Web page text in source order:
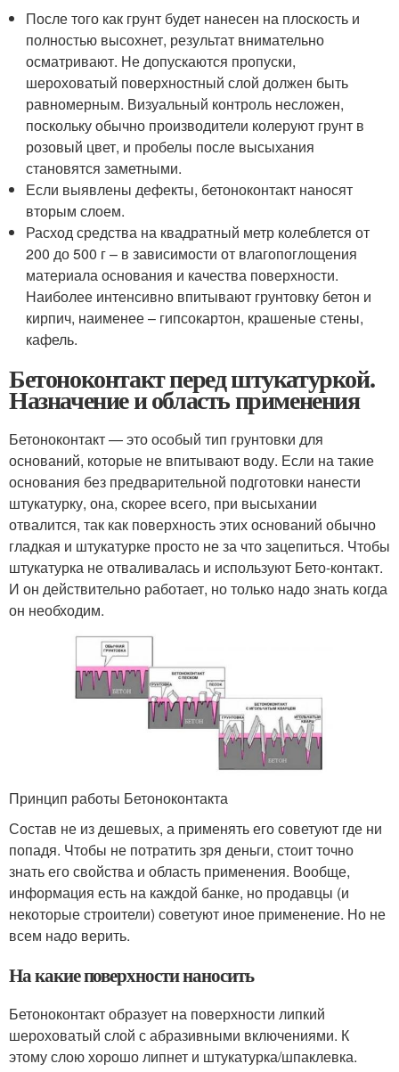
После того как грунт будет нанесен на плоскость и
полностью высохнет, результат внимательно
осматривают. Не допускаются пропуски,
шероховатый поверхностный слой должен быть
равномерным. Визуальный контроль несложен,
поскольку обычно производители колеруют грунт в
розовый цвет, и пробелы после высыхания
становятся заметными.
Если выявлены дефекты, бетоноконтакт наносят
вторым слоем.
Расход средства на квадратный метр колеблется от
200 до 500 г – в зависимости от влагопоглощения
материала основания и качества поверхности.
Наиболее интенсивно впитывают грунтовку бетон и
кирпич, наименее – гипсокартон, крашеные стены,
кафель.
Бетоноконтакт перед штукатуркой.
Назначение и область применения
Бетоноконтакт — это особый тип грунтовки для
оснований, которые не впитывают воду. Если на такие
основания без предварительной подготовки нанести
штукатурку, она, скорее всего, при высыхании
отвалится, так как поверхность этих оснований обычно
гладкая и штукатурке просто не за что зацепиться. Чтобы
штукатурка не отваливалась и используют Бето-контакт.
И он действительно работает, но только надо знать когда
он необходим.
Принцип работы Бетоноконтакта
Состав не из дешевых, а применять его советуют где ни
попадя. Чтобы не потратить зря деньги, стоит точно
знать его свойства и область применения. Вообще,
информация есть на каждой банке, но продавцы (и
некоторые строители) советуют иное применение. Но не
всем надо верить.
На какие поверхности наносить
Бетоноконтакт образует на поверхности липкий
шероховатый слой с абразивными включениями. К
этому слою хорошо липнет и штукатурка/шпаклевка.